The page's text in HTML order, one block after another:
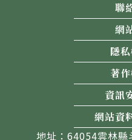
聯
網
隱
著
資訊
網站資
地址：64054雲林